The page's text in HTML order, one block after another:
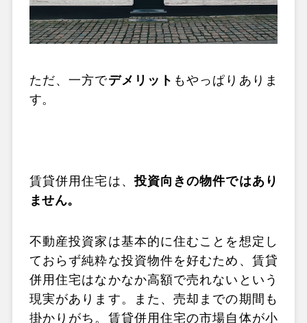
ただ、一方でデメリット もやっぱりありま
す。
賃貸併用住宅は、投資向きの物件ではあり
ません。
不動産投資家は基本的に住むことを想定し
ておらず純粋な投資物件を好むため、賃貸
併用住宅はなかなか高額で売れないという
現実があります。また、売却までの期間も
掛かりがち。賃貸併用住宅の市場自体が小